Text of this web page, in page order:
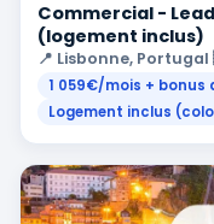
Commercial -
(logement inclus)
📍 Lisbonne,
1 059€/mois + bonus
Logement inclus